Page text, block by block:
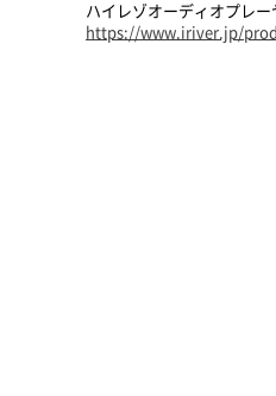
ハイレゾオーディオプレー
https://www.iriver.jp/